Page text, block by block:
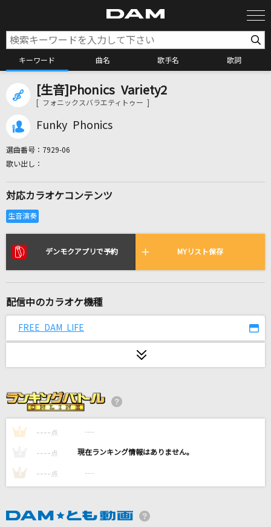
キーワード 曲名 歌手名 歌詞
カラオケ検索
リアルタイムで歌われている曲の一覧
爆裂愛してる
天国
I LOVE...
Official髭男dism
米津玄師
スピッツ
[生音]Phonics Variety2
[ フォニックスバラエティトゥー ]
Funky Phonics
選曲番号： 7929-06
対応カラオケコンテンツ
デンモクアプリで予約 MYリスト保存
配信中のカラオケ機種
FREE DAM LIFE
1 ---- 点 ----
---- 点 ----
3 ---- 点 ----